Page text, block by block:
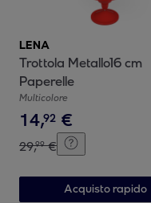
LENA
Trottola Metallo16 cm
Paperelle
Multicolore
14,92 €
29,99 €
Acquisto rapido